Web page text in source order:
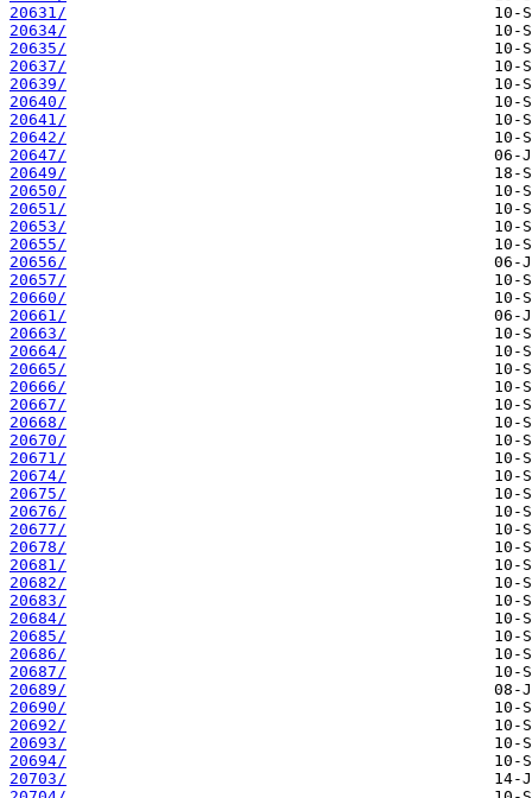
20631/
20634/
20635/
20637/
20639/
20640/
20641/
20642/
20647/
20649/
20650/
20651/
20653/
20655/
20656/
20657/
20660/
20661/
20663/
20664/
20665/
20666/
20667/
20668/
20670/
20671/
20674/
20675/
20676/
20677/
20678/
20681/
20682/
20683/
20684/
20685/
20686/
20687/
20689/
20690/
20692/
20693/
20694/
20703/